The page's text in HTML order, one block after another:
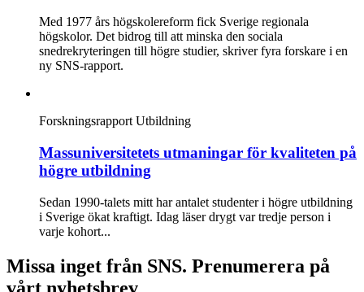
Med 1977 års högskolereform fick Sverige regionala
högskolor. Det bidrog till att minska den sociala
snedrekryteringen till högre studier, skriver fyra forskare i en
ny SNS-rapport.
Forskningsrapport Utbildning
Massuniversitetets utmaningar för kvaliteten på
högre utbildning
Sedan 1990-talets mitt har antalet studenter i högre utbildning
i Sverige ökat kraftigt. Idag läser drygt var tredje person i
varje kohort...
Missa inget från SNS. Prenumerera på
vårt nyhetsbrev